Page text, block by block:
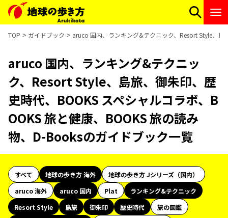
TOP ガイドブック aruco 国内、ランキング&テクニック、Resort Style、
aruco 国内、ランキング&テクニッ
ク、Resort Style、島旅、御朱印、歴
史時代、BOOKS スペシャルコラボ、B
OOKS 旅と健康、BOOKS 旅の読み
物、D-Booksのガイドブック一覧
すべて 地球の歩き方 海外
地球の歩き方 Jシリーズ（国内）
aruco 海外
aruco 国内 Plat
ランキング&テクニック
Resort Style
島旅 御朱印 歴史時代
旅の図鑑